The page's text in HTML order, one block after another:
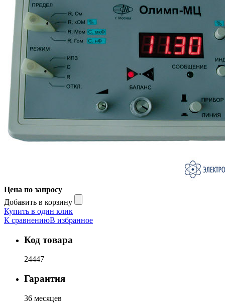
Цена по запросу
Добавить в корзину
Купить в один клик
К сравнениюВ избранное
Код товара
24447
Гарантия
36 месяцев